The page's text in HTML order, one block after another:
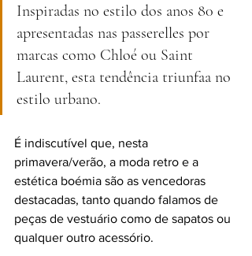
Inspiradas no estilo dos anos 80 e
apresentadas nas passerelles por
marcas como Chloé ou Saint
Laurent, esta tendência triunfaa no
estilo urbano.
É indiscutível que, nesta
primavera/verão, a moda retro e a
estética boémia são as vencedoras
destacadas, tanto quando falamos de
peças de vestuário como de sapatos ou
qualquer outro acessório.